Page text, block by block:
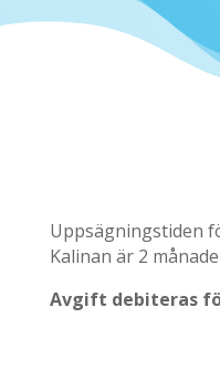
Uppsägningstiden
Kalinan är 2
Avgift debiteras